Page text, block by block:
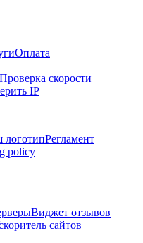
Оплата
Проверка скорости
IP
Регламент
policy
Виджет отзывов
сайтов